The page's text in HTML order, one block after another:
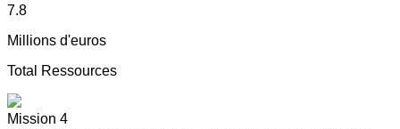
7.8
Millions d'euros
Total Ressources
Mission 4